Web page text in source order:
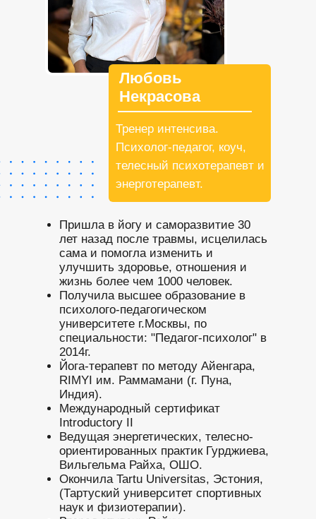
Пришла в йогу и саморазвитие 30
лет назад после травмы, исцелилась
сама и помогла изменить и
улучшить здоровье, отношения и
жизнь более чем 1000 человек.
Получила высшее образование в
психолого-педагогическом
университете г.Москвы, по
специальности: "Педагог-психолог" в
2014г.
Йога-терапевт по методу Айенгара,
RIMYI им. Раммамани (г. Пуна,
Индия).
Международный сертификат
Introductory II
Ведущая энергетических, телесно-
ориентированных практик Гурджиева,
Вильгельма Райха, ОШО.
Окончила Tartu Universitas, Эстония,
(Тартуский университет спортивных
наук и физиотерапии).
Тренер интенсива.
Психолог-педагог, коуч,
телесный психотерапевт и
энерготерапевт.
Любовь
Некрасова